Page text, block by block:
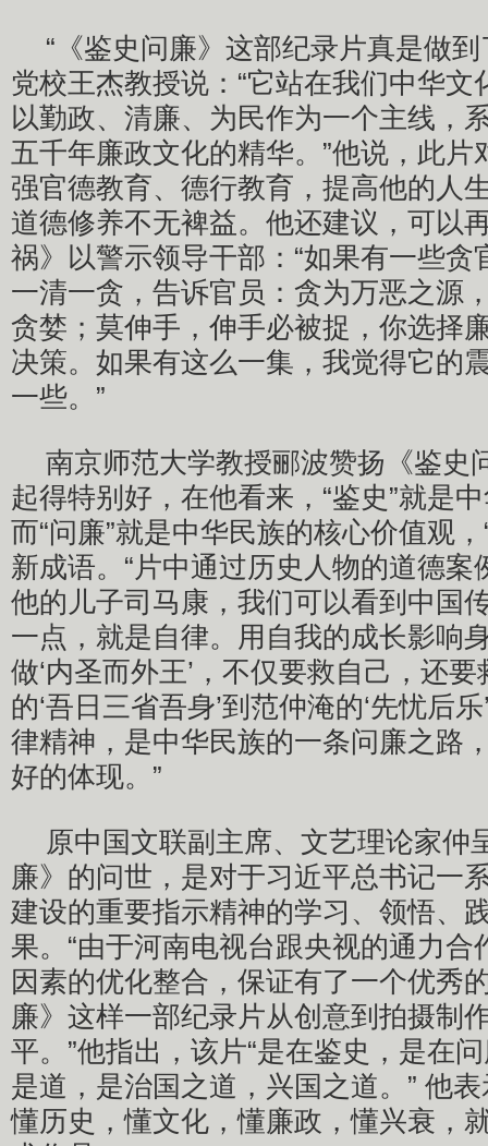
“《鉴史问廉》这部纪录片真是做
党校王杰教授说：“它站在我们中华
以勤政、清廉、为民作为一个主线，
五千年廉政文化的精华。”他说，此
强官德教育、德行教育，提高他的人
道德修养不无裨益。他还建议，可以
祸》以警示领导干部：“如果有一些贪
一清一贪，告诉官员：贪为万恶之源
贪婪；莫伸手，伸手必被捉，你选择
决策。如果有这么一集，我觉得它的
一些。”
南京师范大学教授郦波赞扬《鉴史
起得特别好，在他看来，“鉴史”就是
而“问廉”就是中华民族的核心价值观
新成语。“片中通过历史人物的道德
他的儿子司马康，我们可以看到中国
一点，就是自律。用自我的成长影响
做‘内圣而外王’，不仅要救自己，还
的‘吾日三省吾身’到范仲淹的‘先忧后
律精神，是中华民族的一条问廉之路
好的体现。”
原中国文联副主席、文艺理论家仲
廉》的问世，是对于习近平总书记一
建设的重要指示精神的学习、领悟、
果。“由于河南电视台跟央视的通力合
因素的优化整合，保证有了一个优秀
廉》这样一部纪录片从创意到拍摄制
平。”他指出，该片“是在鉴史，是在
是道，是治国之道，兴国之道。” 他
懂历史，懂文化，懂廉政，懂兴衰，